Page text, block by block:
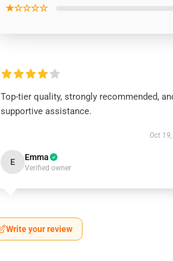
★☆☆☆☆
Top-tier quality, strongly recommended,
supportive assistance.
Oct
E Emma
Verified owner
Write your review